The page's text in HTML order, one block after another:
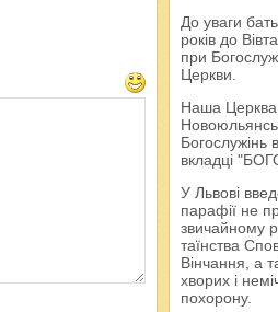
До уваги
років до
при
Церкви.
Наша Церква
вкладці
У Львові
парафії не
звичайному
таїнства
Вінчання, а
хворих і
похорону.